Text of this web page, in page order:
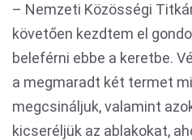
– Nemzeti Közösségi
követően kezdtem el
beleférni ebbe a keretbe.
a megmaradt két termet
megcsináljuk, valamint
kicseréljük az ablakokat,